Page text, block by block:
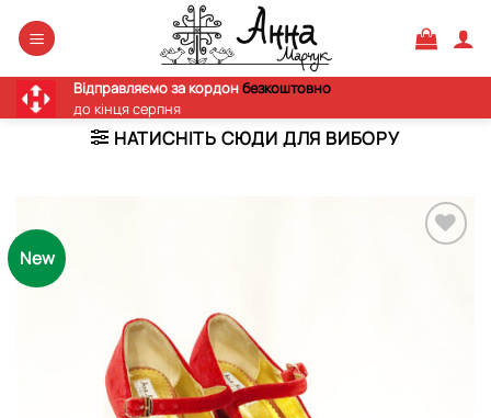
Відправляємо за кордонбезкоштовно
до кінця серпня
НАТИСНІТЬ СЮДИ ДЛЯ ВИБОРУ
New